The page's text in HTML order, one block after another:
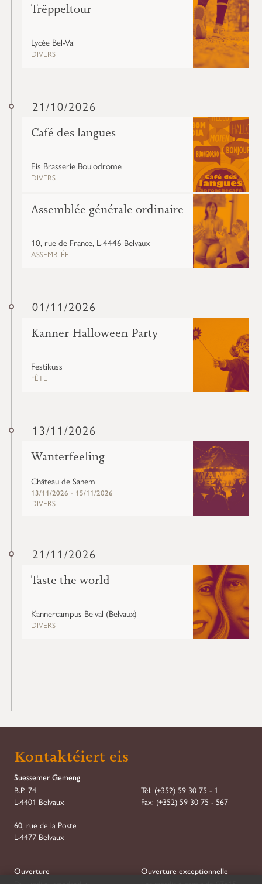
Trëppeltour
Lycée Bel-Val
DIVERS
21/10/2026
Café des langues
Eis Brasserie Boulodrome
DIVERS
Assemblée générale ordinaire
10, rue de France, L-4446 Belvaux
ASSEMBLÉE
01/11/2026
Kanner Halloween Party
Festikuss
FÊTE
13/11/2026
Wanterfeeling
Château de Sanem
13/11/2026 - 15/11/2026
DIVERS
21/11/2026
Taste the world
Kannercampus Belval (Belvaux)
DIVERS
Kontaktéiert eis
Suessemer Gemeng
B.P. 74
L-4401 Belvaux
60, rue de la Poste
L-4477 Belvaux
Tél: (+352) 59 30 75 - 1
Fax: (+352) 59 30 75 - 567
Ouverture
Ouverture exceptionnelle